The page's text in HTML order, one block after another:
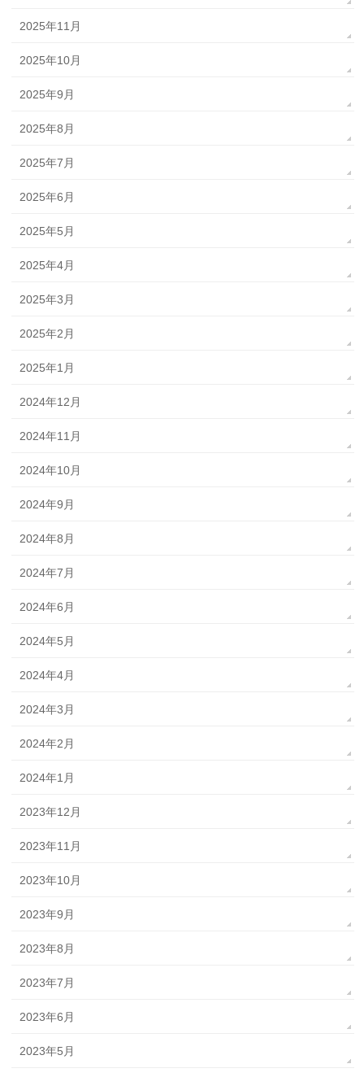
2025年11月
2025年10月
2025年9月
2025年8月
2025年7月
2025年6月
2025年5月
2025年4月
2025年3月
2025年2月
2025年1月
2024年12月
2024年11月
2024年10月
2024年9月
2024年8月
2024年7月
2024年6月
2024年5月
2024年4月
2024年3月
2024年2月
2024年1月
2023年12月
2023年11月
2023年10月
2023年9月
2023年8月
2023年7月
2023年6月
2023年5月